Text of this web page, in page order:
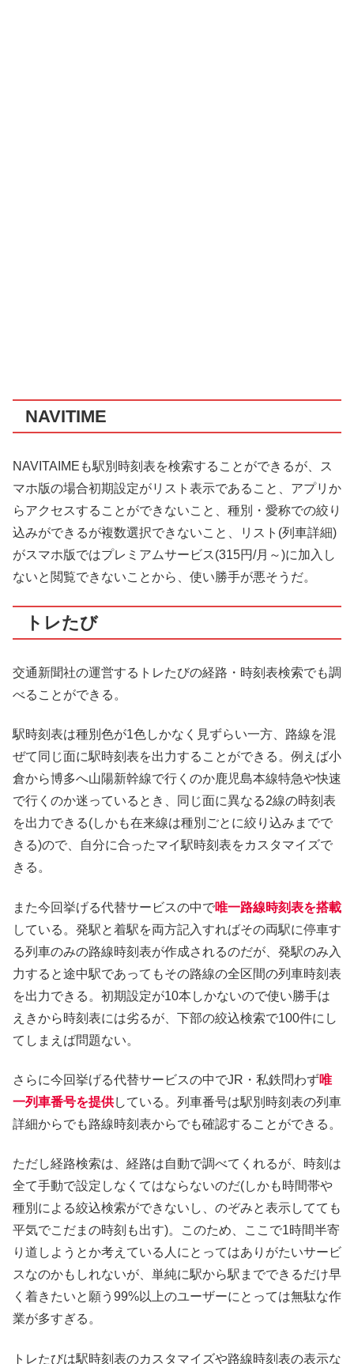
NAVITIME
NAVITAIMEも駅別時刻表を検索することができるが、ス
マホ版の場合初期設定がリスト表示であること、アプリか
らアクセスすることができないこと、種別・愛称での絞り
込みができるが複数選択できないこと、リスト(列車詳細)
がスマホ版ではプレミアムサービス(315円/月～)に加入し
ないと閲覧できないことから、使い勝手が悪そうだ。
トレたび
交通新聞社の運営するトレたびの経路・時刻表検索でも調
べることができる。
駅時刻表は種別色が1色しかなく見ずらい一方、路線を混
ぜて同じ面に駅時刻表を出力することができる。例えば小
倉から博多へ山陽新幹線で行くのか鹿児島本線特急や快速
で行くのか迷っているとき、同じ面に異なる2線の時刻表
を出力できる(しかも在来線は種別ごとに絞り込みまでで
きる)ので、自分に合ったマイ駅時刻表をカスタマイズで
きる。
また今回挙げる代替サービスの中で唯一路線時刻表を搭載
している。発駅と着駅を両方記入すればその両駅に停車す
る列車のみの路線時刻表が作成されるのだが、発駅のみ入
力すると途中駅であってもその路線の全区間の列車時刻表
を出力できる。初期設定が10本しかないので使い勝手は
えきから時刻表には劣るが、下部の絞込検索で100件にし
てしまえば問題ない。
さらに今回挙げる代替サービスの中でJR・私鉄問わず唯
一列車番号を提供している。列車番号は駅別時刻表の列車
詳細からでも路線時刻表からでも確認することができる。
ただし経路検索は、経路は自動で調べてくれるが、時刻は
全て手動で設定しなくてはならないのだ(しかも時間帯や
種別による絞込検索ができないし、のぞみと表示してても
平気でこだまの時刻も出す)。このため、ここで1時間半寄
り道しようとか考えている人にとってはありがたいサービ
スなのかもしれないが、単純に駅から駅までできるだけ早
く着きたいと願う99%以上のユーザーにとっては無駄な作
業が多すぎる。
トレたびは駅時刻表のカスタマイズや路線時刻表の表示な